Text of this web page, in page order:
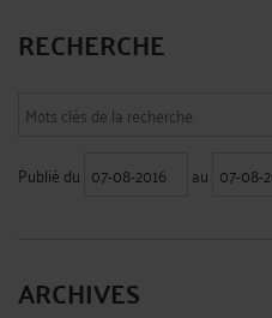
RECHERCHE
Publié du au
ARCHIVES